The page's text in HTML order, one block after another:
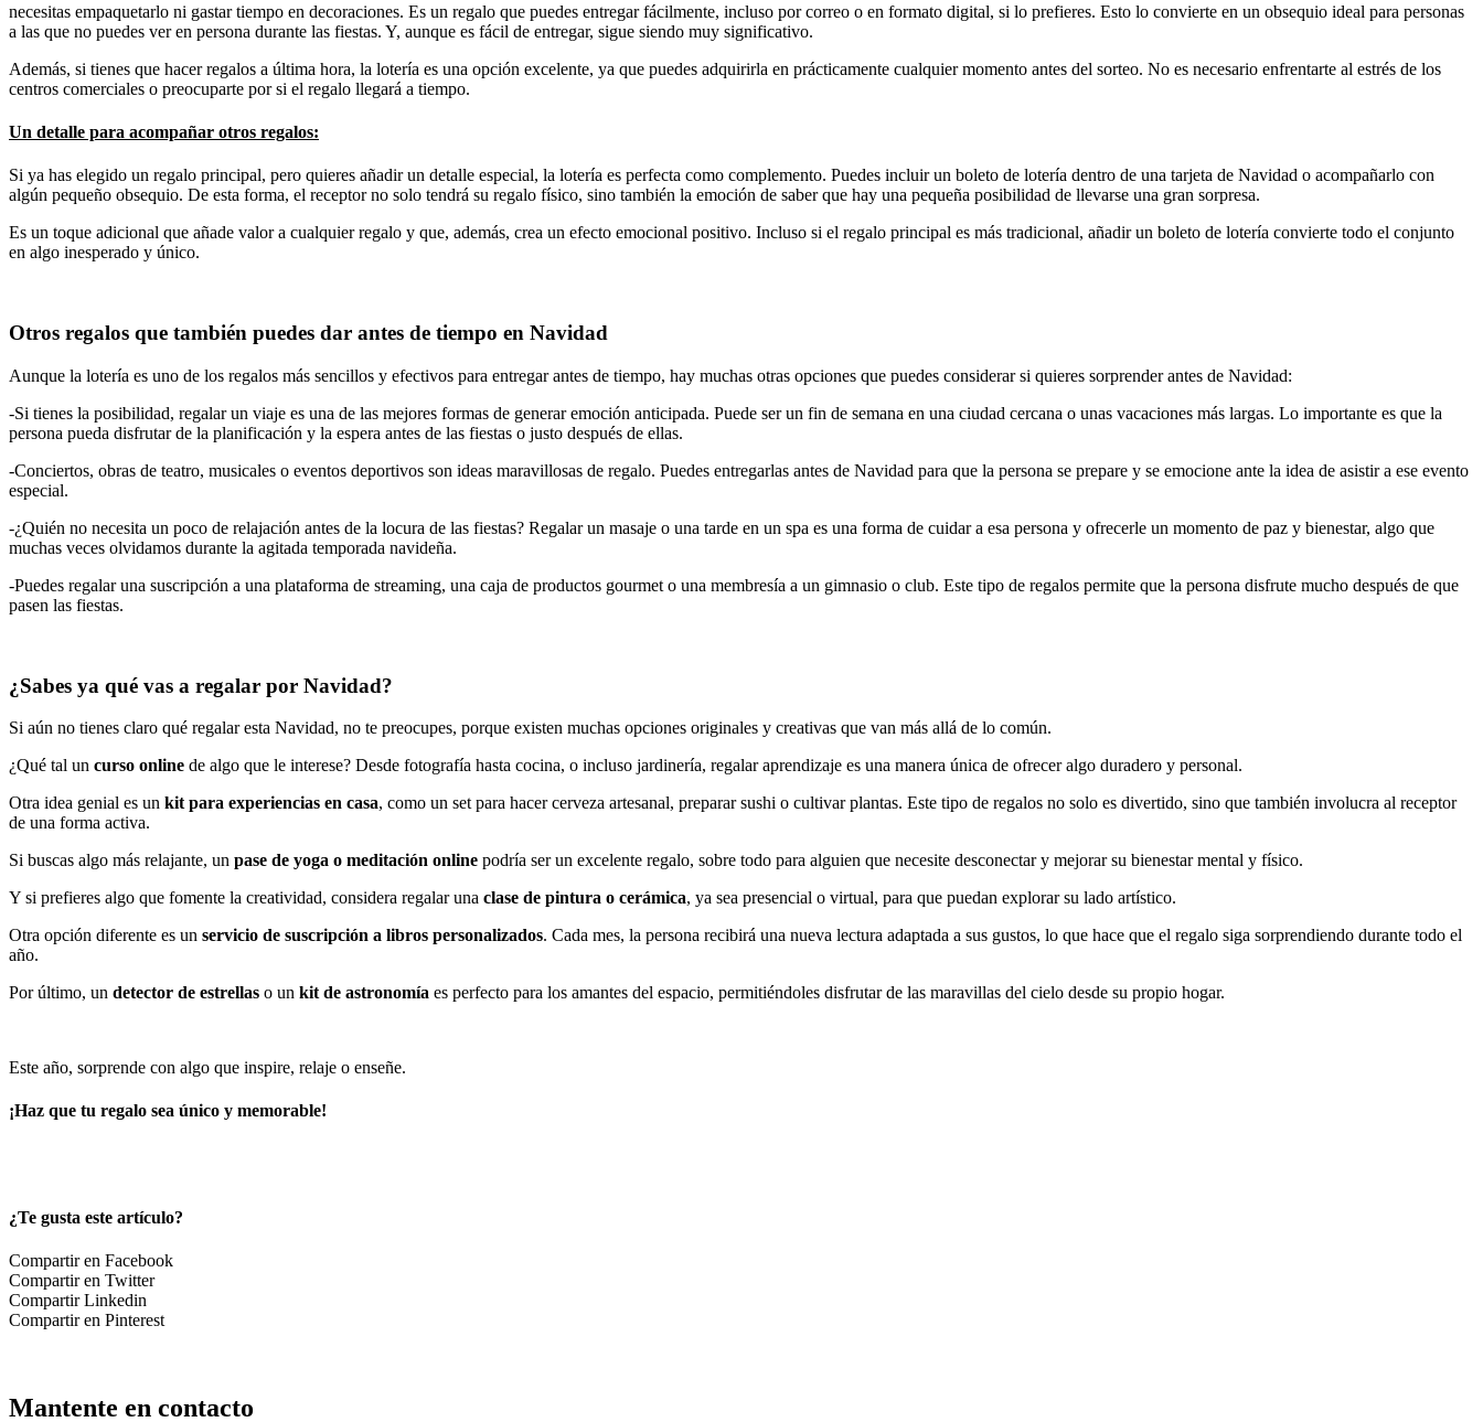
necesitas empaquetarlo ni gastar tiempo en decoraciones. Es un regalo que puedes entregar fácilmente, incluso por correo o en formato digital, si lo prefieres. Esto lo convierte en un obsequio ideal para personas
a las que no puedes ver en persona durante las fiestas. Y, aunque es fácil de entregar, sigue siendo muy significativo.
Además, si tienes que hacer regalos a última hora, la lotería es una opción excelente, ya que puedes adquirirla en prácticamente cualquier momento antes del sorteo. No es necesario enfrentarte al estrés de los
centros comerciales o preocuparte por si el regalo llegará a tiempo.
Un detalle para acompañar otros regalos:
Si ya has elegido un regalo principal, pero quieres añadir un detalle especial, la lotería es perfecta como complemento. Puedes incluir un boleto de lotería dentro de una tarjeta de Navidad o acompañarlo con
algún pequeño obsequio. De esta forma, el receptor no solo tendrá su regalo físico, sino también la emoción de saber que hay una pequeña posibilidad de llevarse una gran sorpresa.
Es un toque adicional que añade valor a cualquier regalo y que, además, crea un efecto emocional positivo. Incluso si el regalo principal es más tradicional, añadir un boleto de lotería convierte todo el conjunto
en algo inesperado y único.
Otros regalos que también puedes dar antes de tiempo en Navidad
Aunque la lotería es uno de los regalos más sencillos y efectivos para entregar antes de tiempo, hay muchas otras opciones que puedes considerar si quieres sorprender antes de Navidad:
-Si tienes la posibilidad, regalar un viaje es una de las mejores formas de generar emoción anticipada. Puede ser un fin de semana en una ciudad cercana o unas vacaciones más largas. Lo importante es que la
persona pueda disfrutar de la planificación y la espera antes de las fiestas o justo después de ellas.
-Conciertos, obras de teatro, musicales o eventos deportivos son ideas maravillosas de regalo. Puedes entregarlas antes de Navidad para que la persona se prepare y se emocione ante la idea de asistir a ese evento
especial.
-¿Quién no necesita un poco de relajación antes de la locura de las fiestas? Regalar un masaje o una tarde en un spa es una forma de cuidar a esa persona y ofrecerle un momento de paz y bienestar, algo que
muchas veces olvidamos durante la agitada temporada navideña.
-Puedes regalar una suscripción a una plataforma de streaming, una caja de productos gourmet o una membresía a un gimnasio o club. Este tipo de regalos permite que la persona disfrute mucho después de que
pasen las fiestas.
¿Sabes ya qué vas a regalar por Navidad?
Si aún no tienes claro qué regalar esta Navidad, no te preocupes, porque existen muchas opciones originales y creativas que van más allá de lo común.
¿Qué tal un curso online de algo que le interese? Desde fotografía hasta cocina, o incluso jardinería, regalar aprendizaje es una manera única de ofrecer algo duradero y personal.
Otra idea genial es un kit para experiencias en casa, como un set para hacer cerveza artesanal, preparar sushi o cultivar plantas. Este tipo de regalos no solo es divertido, sino que también involucra al receptor
de una forma activa.
Si buscas algo más relajante, un pase de yoga o meditación online podría ser un excelente regalo, sobre todo para alguien que necesite desconectar y mejorar su bienestar mental y físico.
Y si prefieres algo que fomente la creatividad, considera regalar una clase de pintura o cerámica, ya sea presencial o virtual, para que puedan explorar su lado artístico.
Otra opción diferente es un servicio de suscripción a libros personalizados. Cada mes, la persona recibirá una nueva lectura adaptada a sus gustos, lo que hace que el regalo siga sorprendiendo durante todo el
año.
Por último, un detector de estrellas o un kit de astronomía es perfecto para los amantes del espacio, permitiéndoles disfrutar de las maravillas del cielo desde su propio hogar.
Este año, sorprende con algo que inspire, relaje o enseñe.
¡Haz que tu regalo sea único y memorable!
¿Te gusta este artículo?
Compartir en Facebook
Compartir en Twitter
Compartir Linkedin
Compartir en Pinterest
Mantente en contacto